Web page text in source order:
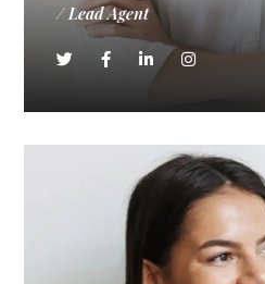
/ Lead Agent